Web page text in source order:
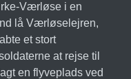
Værløse i en
lå Værløselejren,
et stort
at rejse til
en flyveplads ved